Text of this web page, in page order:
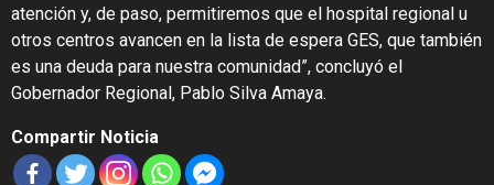
atención y, de paso, permitiremos que el hospital regional u
otros centros avancen en la lista de espera GES, que también
es una deuda para nuestra comunidad”, concluyó el
Gobernador Regional, Pablo Silva Amaya.
Compartir Noticia